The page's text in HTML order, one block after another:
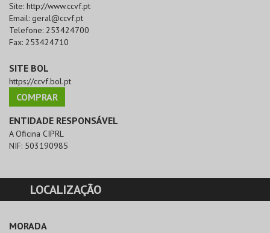
Site: http://www.ccvf.pt
Email: geral@ccvf.pt
Telefone: 253424700
Fax: 253424710
SITE BOL
https://ccvf.bol.pt
COMPRAR
ENTIDADE RESPONSÁVEL
A Oficina CIPRL
NIF: 503190985
LOCALIZAÇÃO
MORADA